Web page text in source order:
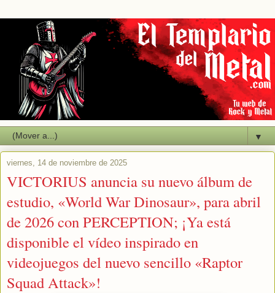
▼
viernes, 14 de noviembre de 2025
VICTORIUS anuncia su nuevo álbum de
estudio, «World War Dinosaur», para abril
de 2026 con PERCEPTION; ¡Ya está
disponible el vídeo inspirado en
videojuegos del nuevo sencillo «Raptor
Squad Attack»!